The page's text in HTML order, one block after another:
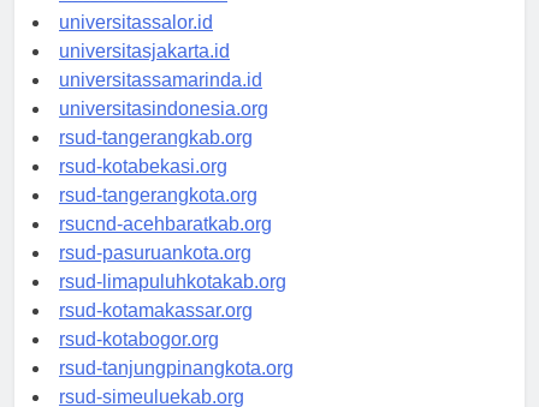
universitaswalesi.id
universitassalor.id
universitasjakarta.id
universitassamarinda.id
universitasindonesia.org
rsud-tangerangkab.org
rsud-kotabekasi.org
rsud-tangerangkota.org
rsucnd-acehbaratkab.org
rsud-pasuruankota.org
rsud-limapuluhkotakab.org
rsud-kotamakassar.org
rsud-kotabogor.org
rsud-tanjungpinangkota.org